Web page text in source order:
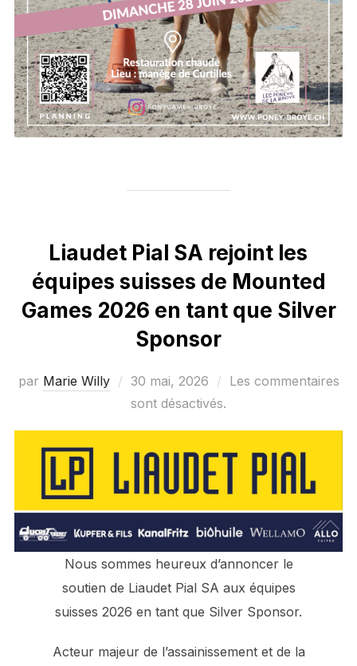
Liaudet Pial SA rejoint les
équipes suisses de Mounted
Games 2026 en tant que Silver
Sponsor
par Marie Willy
Publié
le
30 mai, 2026
Les commentaires
sont désactivés.
Nous sommes heureux d’annoncer le
soutien de Liaudet Pial SA aux équipes
suisses 2026 en tant que Silver Sponsor.
Acteur majeur de l’assainissement et de la